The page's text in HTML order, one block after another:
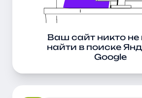
Ваш сайт никто
найти в поиске
Google